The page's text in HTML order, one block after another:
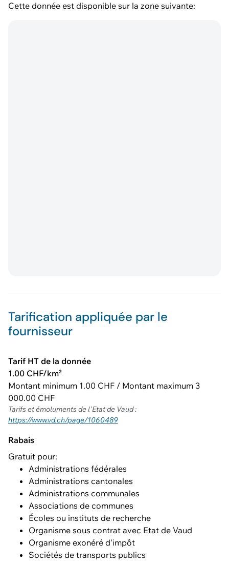
Cette donnée est disponible sur la zone suivante:
Tarification appliquée par le
fournisseur
Tarif HT de la donnée
1.00 CHF/km²
Montant minimum 1.00 CHF / Montant maximum 3
000.00 CHF
Tarifs et émoluments de l'Etat de Vaud :
https://www.vd.ch/page/1060489
Rabais
Gratuit pour:
Administrations fédérales
Administrations cantonales
Administrations communales
Associations de communes
Écoles ou instituts de recherche
Organisme sous contrat avec Etat de Vaud
Organisme exonéré d'impôt
Sociétés de transports publics